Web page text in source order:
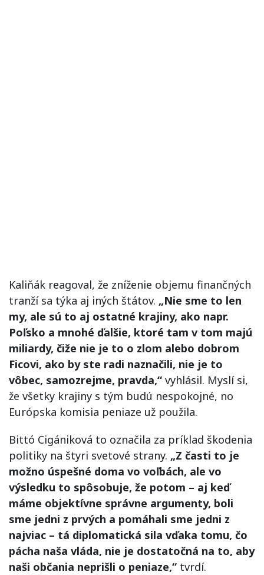
Kaliňák reagoval, že zníženie objemu finančných
tranží sa týka aj iných štátov. „Nie sme to len
my, ale sú to aj ostatné krajiny, ako napr.
Poľsko a mnohé ďalšie, ktoré tam v tom majú
miliardy, čiže nie je to o zlom alebo dobrom
Ficovi, ako by ste radi naznačili, nie je to
vôbec, samozrejme, pravda,“ vyhlásil. Myslí si,
že všetky krajiny s tým budú nespokojné, no
Európska komisia peniaze už použila.
Bittó Cigániková to označila za príklad škodenia
politiky na štyri svetové strany. „Z časti to je
možno úspešné doma vo voľbách, ale vo
výsledku to spôsobuje, že potom – aj keď
máme objektívne správne argumenty, boli
sme jedni z prvých a pomáhali sme jedni z
najviac – tá diplomatická sila vďaka tomu, čo
pácha naša vláda, nie je dostatočná na to, aby
naši občania neprišli o peniaze,“ tvrdí.